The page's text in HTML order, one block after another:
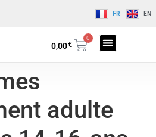
FR EN
0,00€
0
adulte